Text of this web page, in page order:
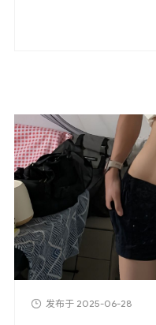
发布于 2025-06-28